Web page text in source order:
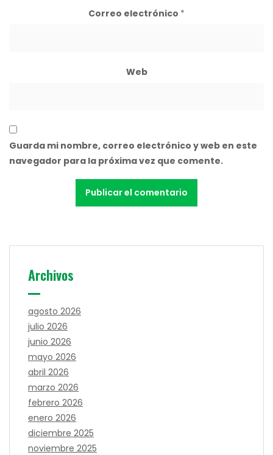
Correo electrónico *
Web
Guarda mi nombre, correo electrónico y web en este
navegador para la próxima vez que comente.
Archivos
agosto 2026
julio 2026
junio 2026
mayo 2026
abril 2026
marzo 2026
febrero 2026
enero 2026
diciembre 2025
noviembre 2025